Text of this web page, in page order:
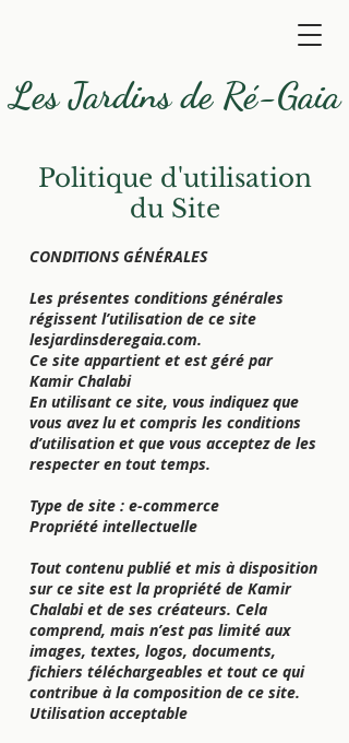
Les Jardins de Ré-Gaia
Politique d'utilisation
du Site
CONDITIONS GÉNÉRALES
Les présentes conditions générales
régissent l’utilisation de ce site
lesjardinsderegaia.com.
Ce site appartient et est géré par
Kamir Chalabi
En utilisant ce site, vous indiquez que
vous avez lu et compris les conditions
d’utilisation et que vous acceptez de les
respecter en tout temps.
Type de site : e-commerce
Propriété intellectuelle
Tout contenu publié et mis à disposition
sur ce site est la propriété de Kamir
Chalabi et de ses créateurs. Cela
comprend, mais n’est pas limité aux
images, textes, logos, documents,
fichiers téléchargeables et tout ce qui
contribue à la composition de ce site.
Utilisation acceptable